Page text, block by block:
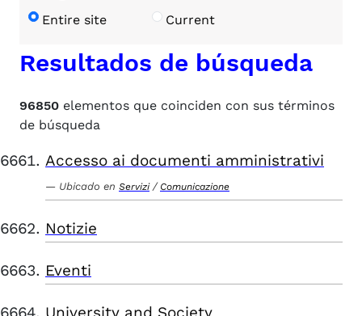
Entire site Current
Resultados de búsqueda
96850 elementos que coinciden con sus términos
de búsqueda
Accesso ai documenti amministrativi
Ubicado en Servizi / Comunicazione
Notizie
Eventi